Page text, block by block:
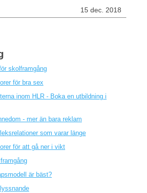
15 dec. 2018
skolframgång
för bra sex
inom HLR - Boka en utbildning i
- mer än bara reklam
som varar länge
för att gå ner i vikt
är bäst?